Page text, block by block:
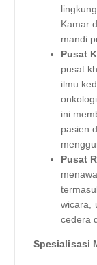
Kamar
mandi
Pusat
pusat
ilmu
ini
pasien
Pusat
wicara,
cedera
Spesialisasi